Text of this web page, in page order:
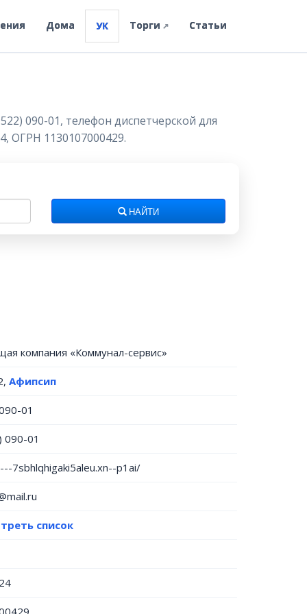
Дома УК Торги ↗ Статьи
090-01, телефон диспетчерской для
ОГРН 1130107000429.
НАЙТИ
компания «Коммунал-сервис»
Афипсип
01
090-01
7sbhlqhigaki5aleu.xn--p1ai/
список